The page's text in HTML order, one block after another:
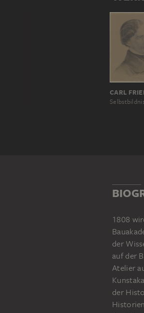
1808
der
auf der
Atelier
der